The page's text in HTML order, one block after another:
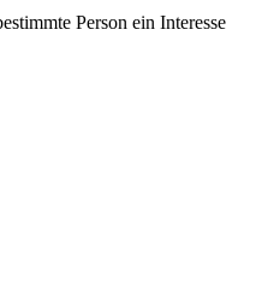
Person ein Interesse